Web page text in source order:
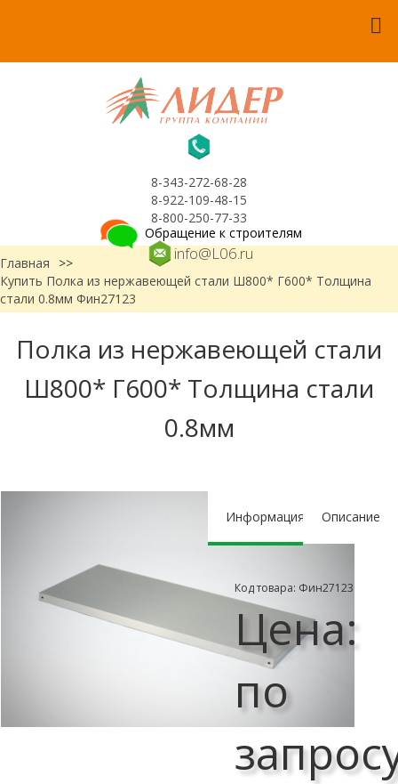
8-343-272-68-28
8-922-109-48-15
8-800-250-77-33
info@L06.ru
Обращение к строителям
Главная
>>
Купить Полка из нержавеющей стали Ш800* Г600* Толщина
стали 0.8мм Фин27123
Полка из нержавеющей стали
Ш800* Г600* Толщина стали
0.8мм
Информация Описание
Код товара: Фин27123
Цена:
по